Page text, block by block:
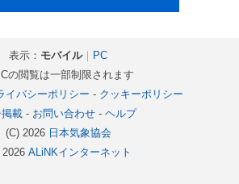
表示： モバイル｜ PC
の閲覧は一部制限されます
イバシーポリシー - クッキーポリシー
載- お問い合わせ- ヘルプ
(C) 2026 日本気象協会
2026 ALiNKインターネット